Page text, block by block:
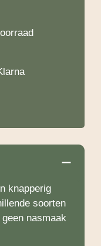
knapperig
soorten
nasmaak